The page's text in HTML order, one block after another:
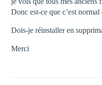
Donc est-ce que c’est
Dois-je réinstaller en
Merci